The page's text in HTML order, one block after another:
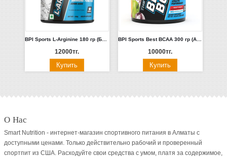
BPI Sports L-Arginine 180 гр (Без вкуса)
12000тг.
BPI Sports Best BCAA 300 гр (Арбуз)
10000тг.
О Нас
Smart Nutrition - интернет-магазин спортивного питания в Алматы с
доступными ценами. Только действительно рабочий и проверенный
спортпит из США. Расходуйте свои средства с умом, платя за содержимое,